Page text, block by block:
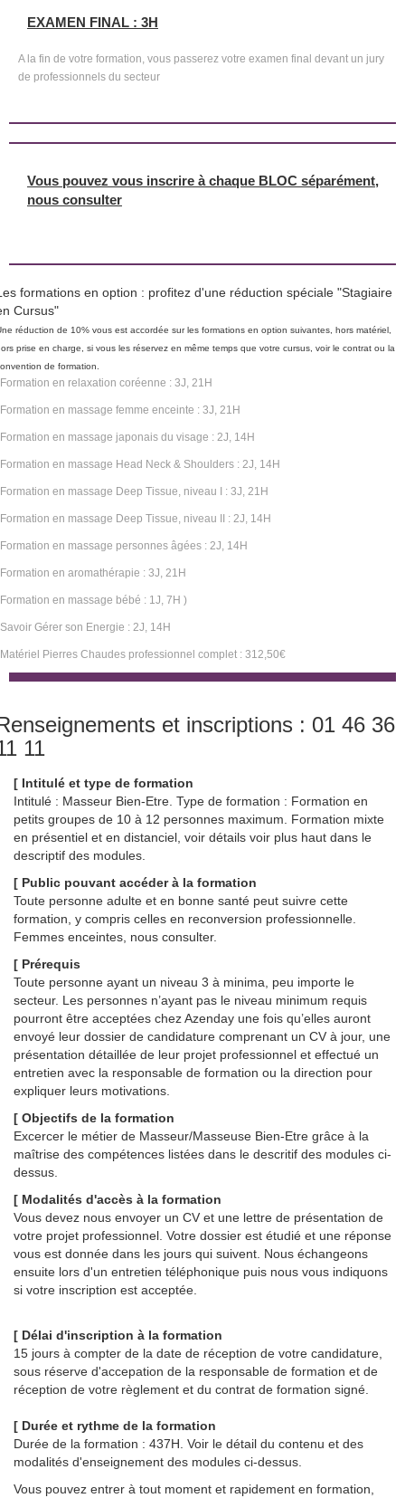
EXAMEN FINAL : 3H
A la fin de votre formation, vous passerez votre examen final devant un jury
de professionnels du secteur
Vous pouvez vous inscrire à chaque BLOC séparément,
nous consulter
formations en option : profitez d'une réduction spéciale "Stagiaire
Cursus"
réduction de 10% vous est accordée sur les formations en option suivantes, hors matériel,
prise en charge, si vous les réservez en même temps que votre cursus, voir le contrat ou la
de formation.
Formation en relaxation coréenne : 3J, 21H
Formation en massage femme enceinte : 3J, 21H
Formation en massage japonais du visage : 2J, 14H
Formation en massage Head Neck & Shoulders : 2J, 14H
Formation en massage Deep Tissue, niveau I : 3J, 21H
Formation en massage Deep Tissue, niveau II : 2J, 14H
Formation en massage personnes âgées : 2J, 14H
Formation en aromathérapie : 3J, 21H
Formation en massage bébé : 1J, 7H )
Savoir Gérer son Energie : 2J, 14H
Matériel Pierres Chaudes professionnel complet : 312,50€
et inscriptions : 01 46 36
11
[ Intitulé et type de formation
Intitulé : Masseur Bien-Etre. Type de formation : Formation en
petits groupes de 10 à 12 personnes maximum. Formation mixte
en présentiel et en distanciel, voir détails voir plus haut dans le
descriptif des modules.
[ Public pouvant accéder à la formation
Toute personne adulte et en bonne santé peut suivre cette
formation, y compris celles en reconversion professionnelle.
Femmes enceintes, nous consulter.
[ Prérequis
Toute personne ayant un niveau 3 à minima, peu importe le
secteur. Les personnes n’ayant pas le niveau minimum requis
pourront être acceptées chez Azenday une fois qu’elles auront
envoyé leur dossier de candidature comprenant un CV à jour, une
présentation détaillée de leur projet professionnel et effectué un
entretien avec la responsable de formation ou la direction pour
expliquer leurs motivations.
[ Objectifs de la formation
Excercer le métier de Masseur/Masseuse Bien-Etre grâce à la
maîtrise des compétences listées dans le descritif des modules ci-
dessus.
[ Modalités d'accès à la formation
Vous devez nous envoyer un CV et une lettre de présentation de
votre projet professionnel. Votre dossier est étudié et une réponse
vous est donnée dans les jours qui suivent. Nous échangeons
ensuite lors d'un entretien téléphonique puis nous vous indiquons
si votre inscription est acceptée.
[ Délai d'inscription à la formation
15 jours à compter de la date de réception de votre candidature,
sous réserve d'accepation de la responsable de formation et de
réception de votre règlement et du contrat de formation signé.
[ Durée et rythme de la formation
Durée de la formation : 437H. Voir le détail du contenu et des
modalités d'enseignement des modules ci-dessus.
Vous pouvez entrer à tout moment et rapidement en formation,